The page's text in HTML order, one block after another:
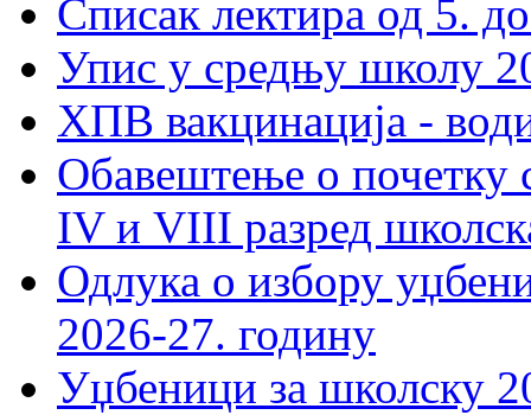
Списак лектира од 5.
Упис у средњу школу
ХПВ вакцинација -
Обавештење о почетку
IV и VIII разред
Одлука о избору
2026-27. годину
Уџбеници за школску